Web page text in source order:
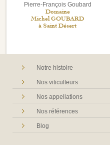
Pierre-François Goubard
Domaine
Michel GOUBARD
à Saint Désert
Notre histoire
Nos viticulteurs
Nos appellations
Nos références
Blog